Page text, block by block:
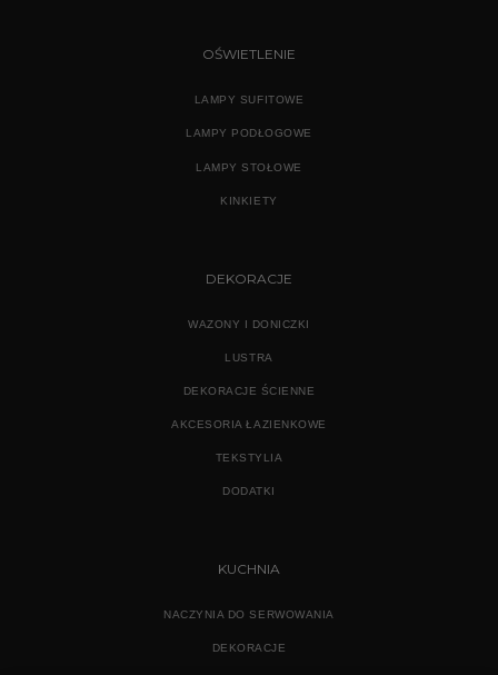
OŚWIETLENIE
LAMPY SUFITOWE
LAMPY PODŁOGOWE
LAMPY STOŁOWE
KINKIETY
DEKORACJE
WAZONY I DONICZKI
LUSTRA
DEKORACJE ŚCIENNE
AKCESORIA ŁAZIENKOWE
TEKSTYLIA
DODATKI
KUCHNIA
NACZYNIA DO SERWOWANIA
DEKORACJE